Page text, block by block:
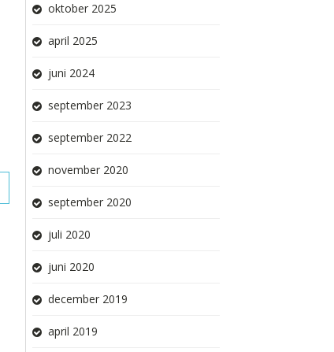
oktober 2025
april 2025
juni 2024
september 2023
september 2022
november 2020
september 2020
juli 2020
juni 2020
december 2019
april 2019